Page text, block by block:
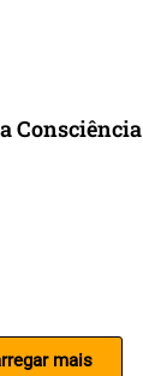
Consciência
mais